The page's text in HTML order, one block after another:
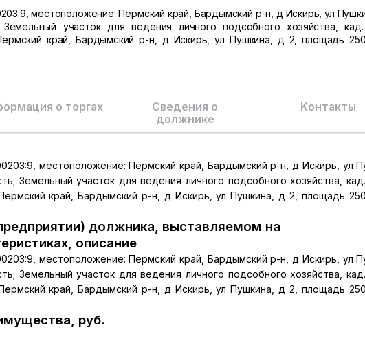
местоположение: Пермский край, Бардымский р-н, д Искирь, ул
участок для ведения личного подсобного хозяйства,
край, Бардымский р-н, д Искирь, ул Пушкина, д 2, площадь
о торгах
Сведения о
должнике
Kонтакты
местоположение: Пермский край, Бардымский р-н, д Искирь, ул
Земельный участок для ведения личного подсобного хозяйства,
край, Бардымский р-н, д Искирь, ул Пушкина, д 2, площадь
должника, выставляемом на
описание
местоположение: Пермский край, Бардымский р-н, д Искирь, ул
Земельный участок для ведения личного подсобного хозяйства,
край, Бардымский р-н, д Искирь, ул Пушкина, д 2, площадь
руб.